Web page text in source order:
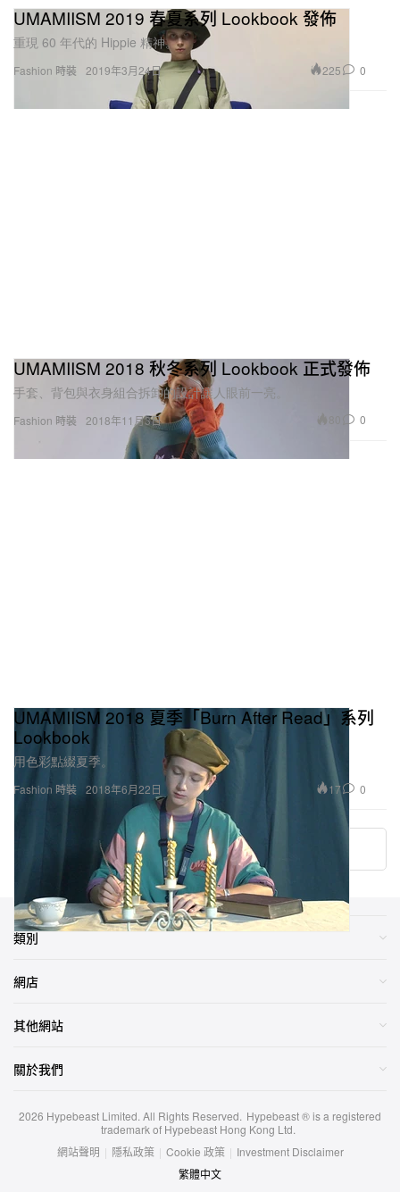
Fashion 時裝
UMAMIISM 2019 春夏系列 Lookbook 發佈
重現 60 年代的 Hippie 精神。
2019年3月24日 225 0
Fashion 時裝
UMAMIISM 2018 秋冬系列 Lookbook 正式發佈
手套、背包與衣身組合拆卸的設計讓人眼前一亮。
2018年11月3日 0
Fashion 時裝
UMAMIISM 2018 夏季「Burn After Read」系列
Lookbook
用色彩點綴夏季。
2018年6月22日 17 0
加載更多
類別
網店
其他網站
關於我們
2026 Hypebeast Limited. All Rights Reserved. Hypebeast ® is a registered
trademark of Hypebeast Hong Kong Ltd.
網站聲明 | 隱私政策 | Cookie 政策 | Investment Disclaimer
繁體中文